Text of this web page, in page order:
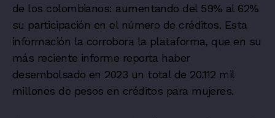
de los colombianos: aumentando del 59% al 62%
su participación en el número de créditos. Esta
información la corrobora la plataforma, que en su
más reciente informe reporta haber
desembolsado en 2023 un total de 20.112 mil
millones de pesos en créditos para mujeres.